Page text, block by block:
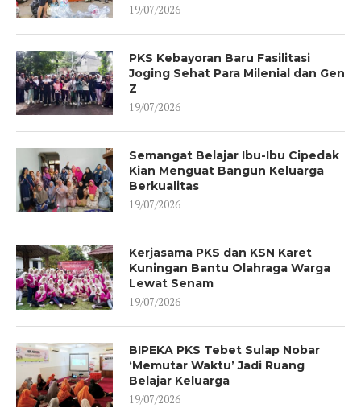
19/07/2026
PKS Kebayoran Baru Fasilitasi
Joging Sehat Para Milenial dan Gen
Z
19/07/2026
Semangat Belajar Ibu-Ibu Cipedak
Kian Menguat Bangun Keluarga
Berkualitas
19/07/2026
Kerjasama PKS dan KSN Karet
Kuningan Bantu Olahraga Warga
Lewat Senam
19/07/2026
BIPEKA PKS Tebet Sulap Nobar
‘Memutar Waktu’ Jadi Ruang
Belajar Keluarga
19/07/2026